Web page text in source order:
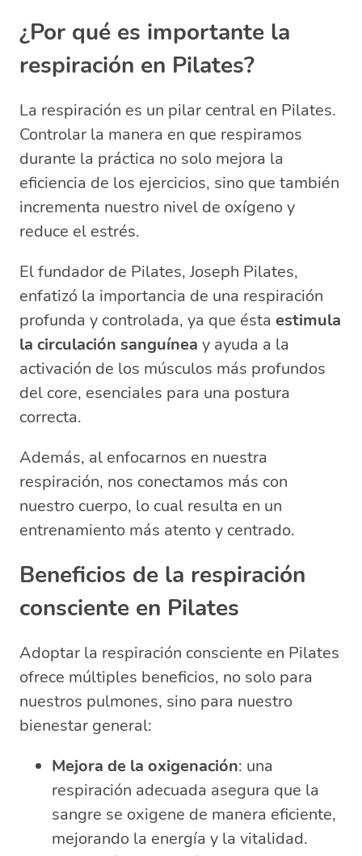
¿Por qué es importante la
respiración en Pilates?
La respiración es un pilar central en Pilates.
Controlar la manera en que respiramos
durante la práctica no solo mejora la
eficiencia de los ejercicios, sino que también
incrementa nuestro nivel de oxígeno y
reduce el estrés.
El fundador de Pilates, Joseph Pilates,
enfatizó la importancia de una respiración
profunda y controlada, ya que ésta estimula
la circulación sanguínea y ayuda a la
activación de los músculos más profundos
del core, esenciales para una postura
correcta.
Además, al enfocarnos en nuestra
respiración, nos conectamos más con
nuestro cuerpo, lo cual resulta en un
entrenamiento más atento y centrado.
Beneficios de la respiración
consciente en Pilates
Adoptar la respiración consciente en Pilates
ofrece múltiples beneficios, no solo para
nuestros pulmones, sino para nuestro
bienestar general:
Mejora de la oxigenación: una
respiración adecuada asegura que la
sangre se oxigene de manera eficiente,
mejorando la energía y la vitalidad.